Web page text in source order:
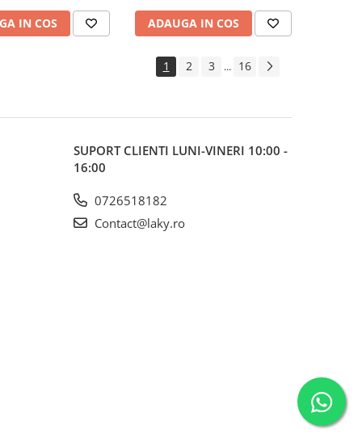
IN COS
viteza variabila
ADAUGA IN COS
1 2 3 ... 16
SUPORT CLIENTI LUNI-VINERI 10:00 -
16:00
0726518182
Contact@laky.ro